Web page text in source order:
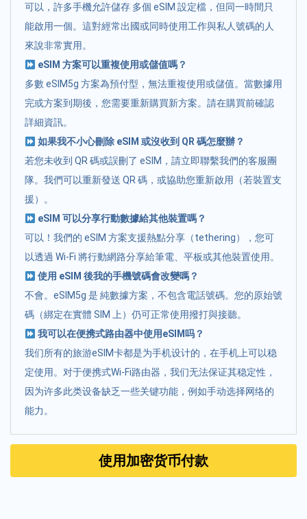
可以，許多手機允許儲存 多個 eSIM 設定檔，但同一時間只
能啟用一個。這對經常出國或同時使用工作與私人號碼的人
來說非常實用。
eSIM 方案可以重複使用或儲值嗎？
多數 eSIM5g 方案為預付型，無法重複使用或儲值。當數據用
完或方案到期後，您需要重新購買新方案。請在購買前確認
詳細資訊。
如果我不小心刪除 eSIM 或沒收到 QR 碼怎麼辦？
若您未收到 QR 碼或誤刪了 eSIM，請立即聯繫我們的客服團
隊。我們可以重新發送 QR 碼，或協助您重新啟用（若裝置支
援）。
eSIM 可以分享行動數據給其他裝置嗎？
可以！我們的 eSIM 方案支援熱點分享（tethering），您可
以透過 Wi-Fi 將行動網路分享給筆電、平板或其他裝置使用。
使用 eSIM 後我的手機號碼會改變嗎？
不會。eSIM5g 是 純數據方案，不包含電話號碼。您的原始號
碼（綁定在實體 SIM 上）仍可正常使用撥打與接聽。
我可以在便携式路由器中使用eSIM吗？
我们所有的旅游eSIM卡都是为手机设计的，在手机上可以稳
定使用。对于便携式Wi-Fi路由器，我们无法保证其稳定性，
因为许多此类设备缺乏一些关键功能，例如手动选择网络的
能力。
使用加密货币付款